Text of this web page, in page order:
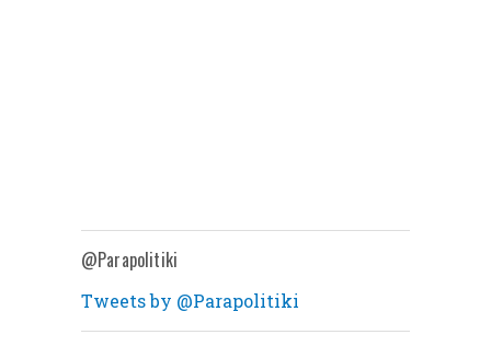
@Parapolitiki
Tweets by @Parapolitiki